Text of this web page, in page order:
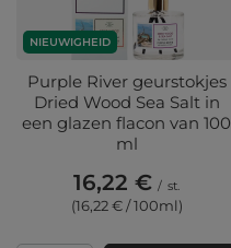
NIEUWIGHEID
Purple River geurstokjes
Dried Wood Sea Salt in
een glazen flacon van 100
ml
16,22 € / st.
(16,22 € / 100ml)